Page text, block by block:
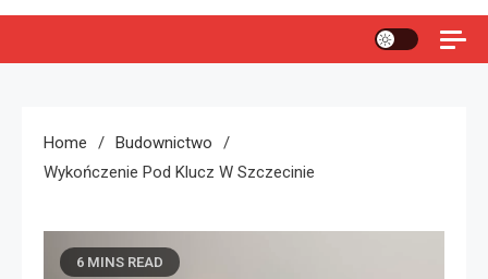
Home
Budownictwo
Wykończenie Pod Klucz W Szczecinie
6 MINS READ